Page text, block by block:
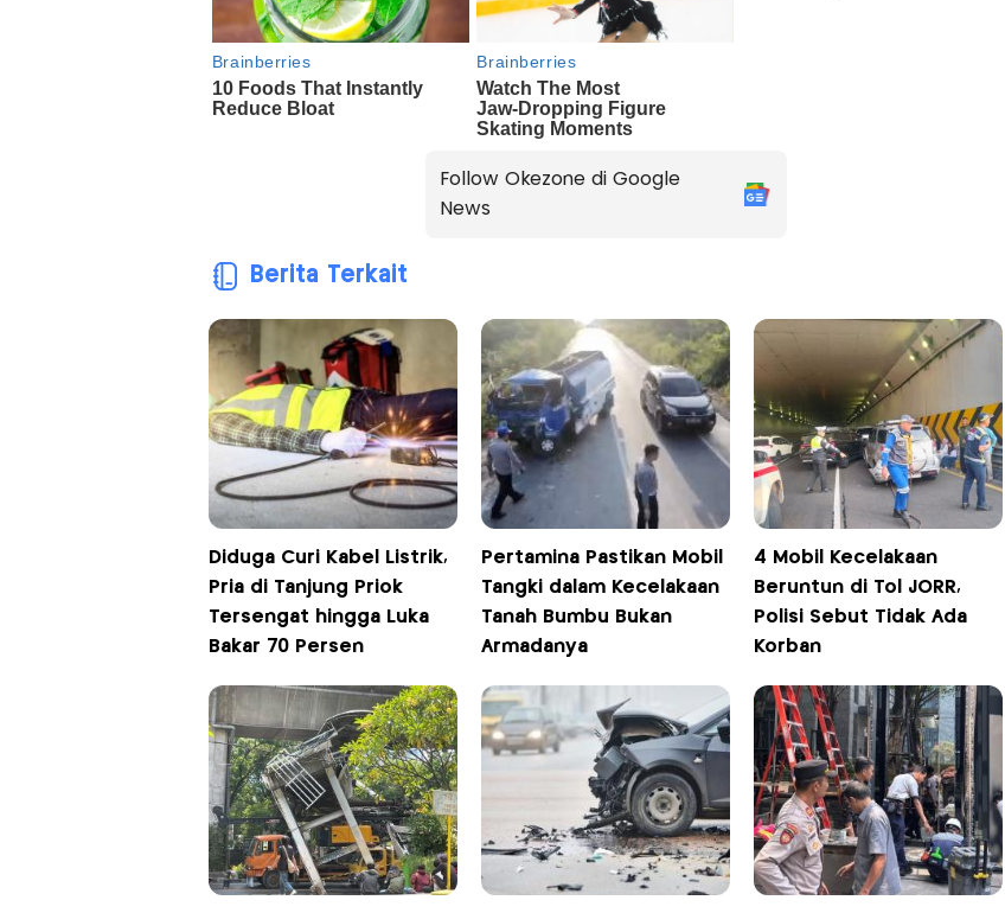
Follow Okezone di Google
News
Berita Terkait
Diduga Curi Kabel Listrik,
Pria di Tanjung Priok
Tersengat hingga Luka
Bakar 70 Persen
Pertamina Pastikan Mobil
Tangki dalam Kecelakaan
Tanah Bumbu Bukan
Armadanya
4 Mobil Kecelakaan
Beruntun di Tol JORR,
Polisi Sebut Tidak Ada
Korban